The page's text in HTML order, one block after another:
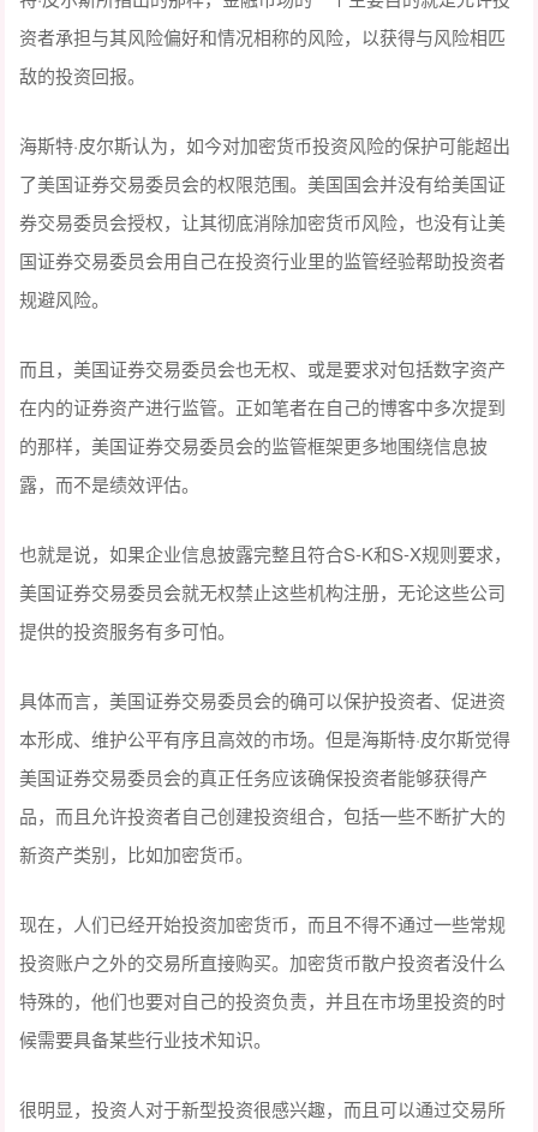
资者承担与其风险偏好和情况相称的风险，以获得与风险相匹
敌的投资回报。
海斯特·皮尔斯认为，如今对加密货币投资风险的保护可能超出
了美国证券交易委员会的权限范围。美国国会并没有给美国证
券交易委员会授权，让其彻底消除加密货币风险，也没有让美
国证券交易委员会用自己在投资行业里的监管经验帮助投资者
规避风险。
而且，美国证券交易委员会也无权、或是要求对包括数字资产
在内的证券资产进行监管。正如笔者在自己的博客中多次提到
的那样，美国证券交易委员会的监管框架更多地围绕信息披
露，而不是绩效评估。
也就是说，如果企业信息披露完整且符合S-K和S-X规则要求，
美国证券交易委员会就无权禁止这些机构注册，无论这些公司
提供的投资服务有多可怕。
具体而言，美国证券交易委员会的确可以保护投资者、促进资
本形成、维护公平有序且高效的市场。但是海斯特·皮尔斯觉得
美国证券交易委员会的真正任务应该确保投资者能够获得产
品，而且允许投资者自己创建投资组合，包括一些不断扩大的
新资产类别，比如加密货币。
现在，人们已经开始投资加密货币，而且不得不通过一些常规
投资账户之外的交易所直接购买。加密货币散户投资者没什么
特殊的，他们也要对自己的投资负责，并且在市场里投资的时
候需要具备某些行业技术知识。
很明显，投资人对于新型投资很感兴趣，而且可以通过交易所